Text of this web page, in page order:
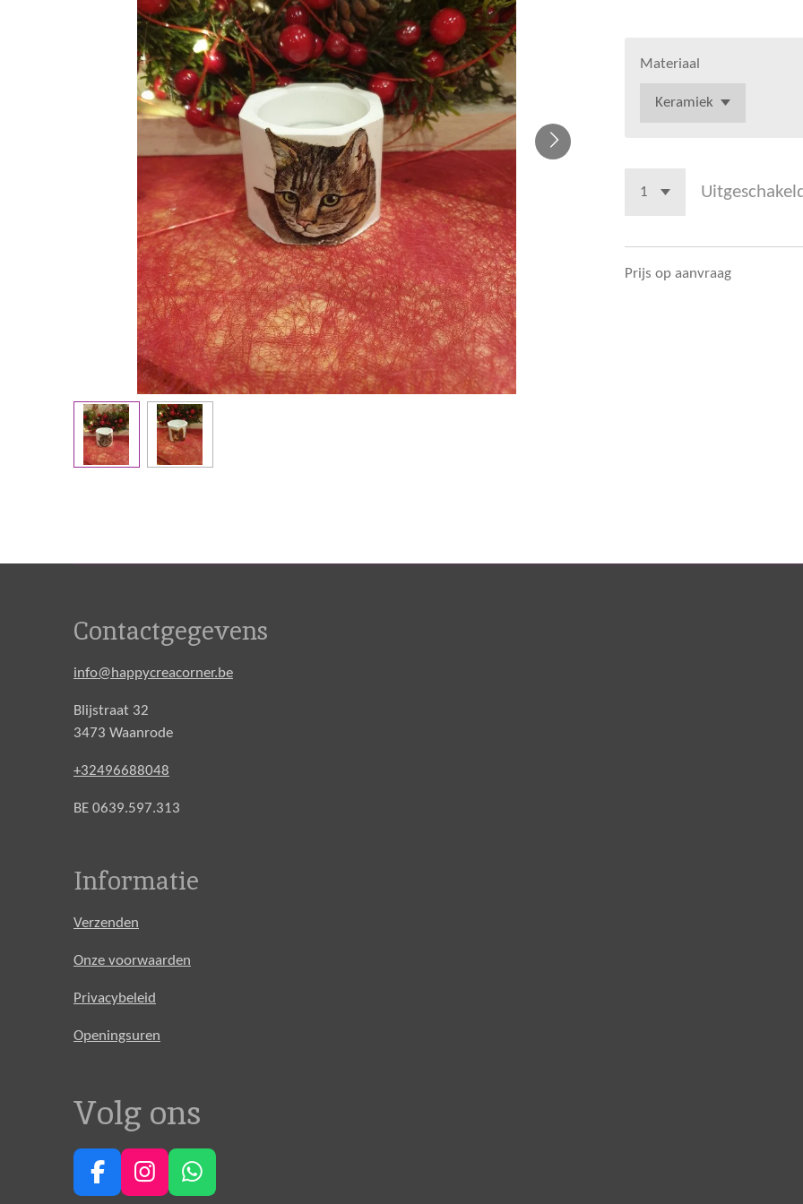
Materiaal
Prijs op aanvraag
Contactgegevens
info@happycreacorner.be
Blijstraat 32
3473 Waanrode
+32496688048
BE 0639.597.313
Informatie
Verzenden
Onze voorwaarden
Privacybeleid
Openingsuren
Volg ons
F
I
W